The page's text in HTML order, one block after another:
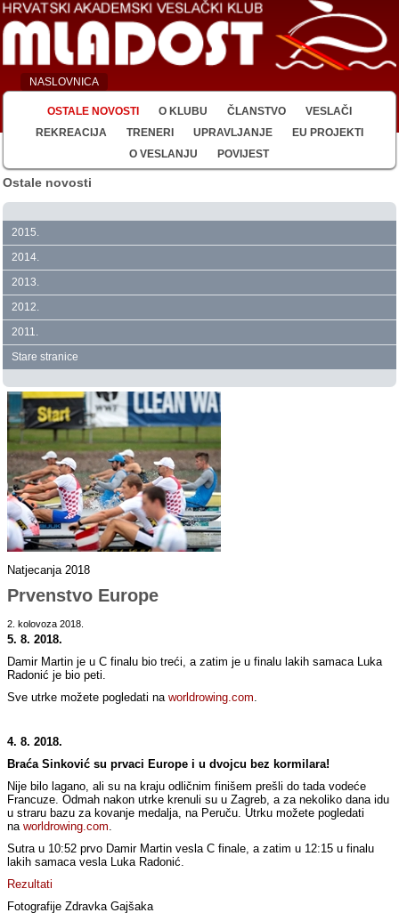
NASLOVNICA
OSTALE NOVOSTI O KLUBU ČLANSTVO
VESLAČI
REKREACIJA
TRENERI UPRAVLJANJE
EU PROJEKTI
O VESLANJU
POVIJEST
Ostale novosti
2015.
2014.
2013.
2012.
2011.
Stare stranice
Natjecanja 2018
Prvenstvo Europe
2. kolovoza 2018.
5. 8. 2018.
Damir Martin je u C finalu bio treći, a zatim je u finalu lakih samaca Luka
Radonić je bio peti.
Sve utrke možete pogledati naworldrowing.com.
4. 8. 2018.
Braća Sinković su prvaci Europe i u dvojcu bez kormilara!
Nije bilo lagano, ali su na kraju odličnim finišem prešli do tada vodeće
Francuze. Odmah nakon utrke krenuli su u Zagreb, a za nekoliko dana idu
u straru bazu za kovanje medalja, na Peruču. Utrku možete pogledati
naworldrowing.com.
Sutra u 10:52 prvo Damir Martin vesla C finale, a zatim u 12:15 u finalu
lakih samaca vesla Luka Radonić.
Rezultati
Fotografije Zdravka Gajšaka